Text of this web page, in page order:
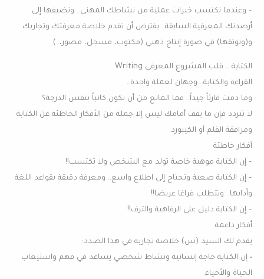
– وعندما تكتسب خبرات عملية من نشاطك المهني.. وتضيفها إلى
أرصدتك المعرفية السابقة.. يفترض أن تقدم خلاصة معرفتك وتجاربك
و(وتوثقها) في صورة إنتاج ذهني (مكتوب، مسجل، مصور،..).
الكتابة .. قلب المشروع المعرفي Writing
القراءة والكتابة.. وجهان لعملة واحدة..
وما دمت قارئاً جيداً.. فما المانع من أن تكون كاتباً بنفس الدرجة؟
لا تتردد فإن ما يقف أمامك ليس إلا جملة من الأفكار الخاطئة عن الكتابة
ومرافقة القلم أو الكيبورد.
أفكار خاطئة
– إن الكتابة موهبة خاصة تولد مع الشخص ولا تكتسب!!
– إن الكتابة صعبة وتحتاج إلى اطلاع واسع.. ومعرفة دقيقة بقواعد اللغة
وآدابها.. وتتطلب فراغا عريضا!!
– إن الكتابة دليل على الرفاهية والترف!!
أفكار داعمة
يقدم لك السيد (س) خلاصة تجاربه في هذا الصدد:
• إن الكتابة حاجة إنسانية ونشاط شخصي يساعد في فهم واستيعاب
الحياة والأحياء.